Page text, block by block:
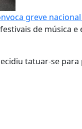
greve
de música
tatuar-se